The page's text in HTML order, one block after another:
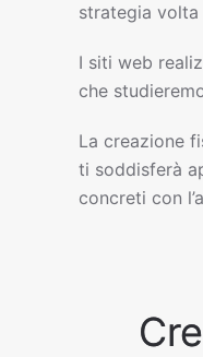
strategia
I siti web
che
La creazione
ti soddisferà
concreti con